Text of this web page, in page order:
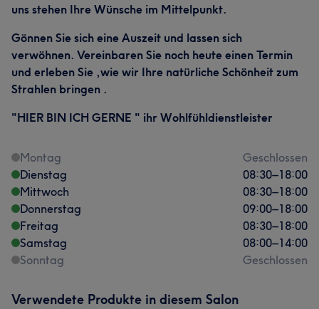
uns stehen Ihre Wünsche im Mittelpunkt.
Gönnen Sie sich eine Auszeit und lassen sich
verwöhnen. Vereinbaren Sie noch heute einen Termin
und erleben Sie ,wie wir Ihre natürliche Schönheit zum
Strahlen bringen .
"HIER BIN ICH GERNE " ihr Wohlfühldienstleister
Montag
Geschlossen
Dienstag
08:30–18:00
Mittwoch
08:30–18:00
Donnerstag
09:00–18:00
Freitag
08:30–18:00
Samstag
08:00–14:00
Sonntag
Geschlossen
Verwendete Produkte in diesem Salon